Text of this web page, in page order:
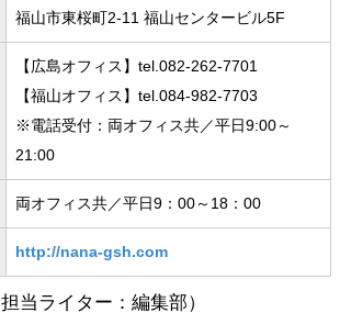
福山市東桜町2-11 福山センタービル5F
【広島オフィス】tel.082-262-7701
【福山オフィス】tel.084-982-7703
※電話受付：両オフィス共／平日9:00～
21:00
両オフィス共／平日9：00～18：00
http://nana-gsh.com
担当ライター：編集部）